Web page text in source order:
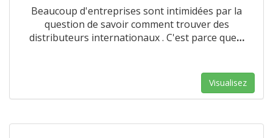
Beaucoup d'entreprises sont intimidées par la
question de savoir comment trouver des
distributeurs internationaux . C'est parce que…
Visualisez